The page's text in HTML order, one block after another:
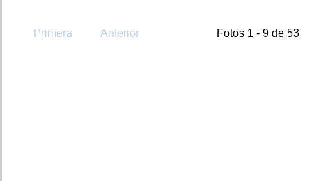
Primera Anterior Fotos 1 - 9 de 53